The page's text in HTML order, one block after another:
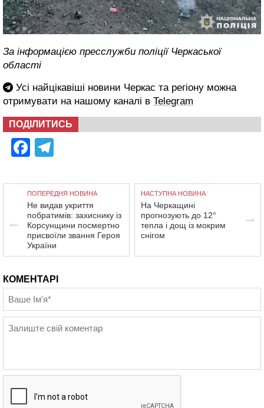
За інформацією пресслужби поліції Черкаської
області
Усі найцікавіші новини Черкас та регіону можна
отримувати на нашому каналі в Telegram
ПОДІЛИТИСЬ
Facebook
ПОПЕРЕДНЯ НОВИНА
Не видав укриття
побратимів: захиснику із
Корсунщини посмертно
присвоїли звання Героя
України
НАСТУПНА НОВИНА
На Черкащині
прогнозують до 12°
тепла і дощ із мокрим
снігом
КОМЕНТАРІ